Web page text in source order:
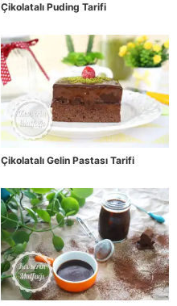
Çikolatalı Puding Tarifi
Çikolatalı Gelin Pastası Tarifi